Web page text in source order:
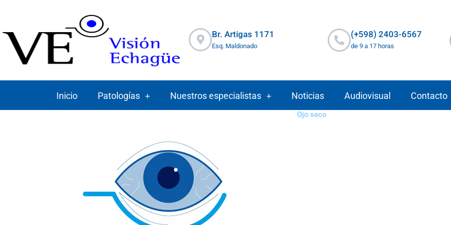
Br. Artigas 1171
Esq. Maldonado
(+598) 2403-6567
de 9 a 17 horas
Inicio Patologías Nuestros especialistas Noticias Audiovisual Contacto
Ojo seco